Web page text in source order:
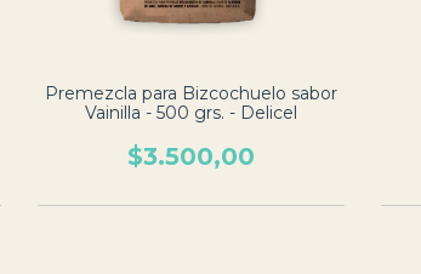
Premezcla para Bizcochuelo sabor
Vainilla - 500 grs. - Delicel
$3.500,00